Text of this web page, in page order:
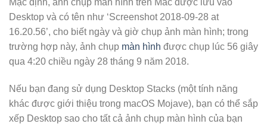
Mặc định, ảnh chụp màn hình trên Mac được lưu vào
Desktop và có tên như ‘Screenshot 2018-09-28 at
16.20.56’, cho biết ngày và giờ chụp ảnh màn hình; trong
trường hợp này, ảnh chụp màn hình được chụp lúc 56 giây
qua 4:20 chiều ngày 28 tháng 9 năm 2018.
Nếu bạn đang sử dụng Desktop Stacks (một tính năng
khác được giới thiệu trong macOS Mojave), bạn có thể sắp
xếp Desktop sao cho tất cả ảnh chụp màn hình của bạn